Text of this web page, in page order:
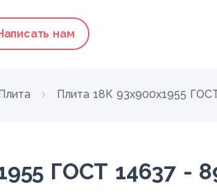
нам
Плита 18К 93x900x1955
ГОСТ 14637 -